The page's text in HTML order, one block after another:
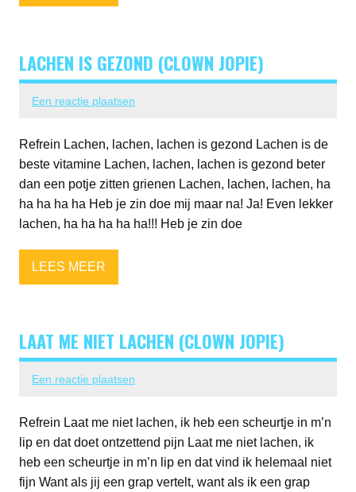
LACHEN IS GEZOND (CLOWN JOPIE)
Een reactie plaatsen
Refrein Lachen, lachen, lachen is gezond Lachen is de
beste vitamine Lachen, lachen, lachen is gezond beter
dan een potje zitten grienen Lachen, lachen, lachen, ha
ha ha ha ha Heb je zin doe mij maar na! Ja! Even lekker
lachen, ha ha ha ha ha!!! Heb je zin doe
LEES MEER
LAAT ME NIET LACHEN (CLOWN JOPIE)
Een reactie plaatsen
Refrein Laat me niet lachen, ik heb een scheurtje in m’n
lip en dat doet ontzettend pijn Laat me niet lachen, ik
heb een scheurtje in m’n lip en dat vind ik helemaal niet
fijn Want als jij een grap vertelt, want als ik een grap